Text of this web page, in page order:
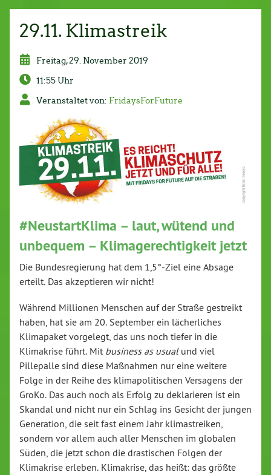
29.11. Klimastreik
Freitag, 29. November 2019
11:55 Uhr
Veranstaltet von: FridaysForFuture
#NeustartKlima – laut, wütend und
unbequem – Klimagerechtigkeit jetzt
Die Bundesregierung hat dem 1,5°-Ziel eine Absage
erteilt. Das akzeptieren wir nicht!
Während Millionen Menschen auf der Straße gestreikt
haben, hat sie am 20. September ein lächerliches
Klimapaket vorgelegt, das uns noch tiefer in die
Klimakrise führt. Mit business as usual und viel
Pillepalle sind diese Maßnahmen nur eine weitere
Folge in der Reihe des klimapolitischen Versagens der
GroKo. Das auch noch als Erfolg zu deklarieren ist ein
Skandal und nicht nur ein Schlag ins Gesicht der jungen
Generation, die seit fast einem Jahr klimastreiken,
sondern vor allem auch aller Menschen im globalen
Süden, die jetzt schon die drastischen Folgen der
Klimakrise erleben. Klimakrise, das heißt: das größte